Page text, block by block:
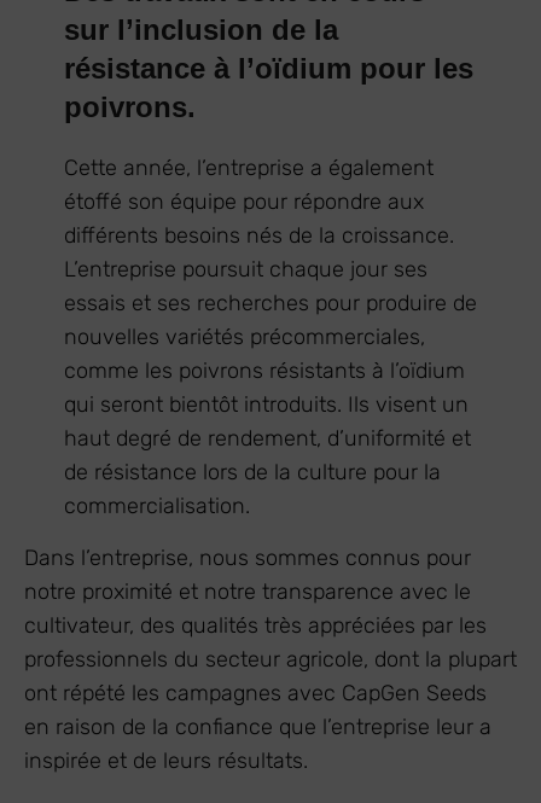
sur l’inclusion de la
résistance à l’oïdium pour les
poivrons.
Cette année, l’entreprise a également
étoffé son équipe pour répondre aux
différents besoins nés de la croissance.
L’entreprise poursuit chaque jour ses
essais et ses recherches pour produire de
nouvelles variétés précommerciales,
comme les poivrons résistants à l’oïdium
qui seront bientôt introduits. Ils visent un
haut degré de rendement, d’uniformité et
de résistance lors de la culture pour la
commercialisation.
Dans l’entreprise, nous sommes connus pour
notre proximité et notre transparence avec le
cultivateur, des qualités très appréciées par les
professionnels du secteur agricole, dont la plupart
ont répété les campagnes avec CapGen Seeds
en raison de la confiance que l’entreprise leur a
inspirée et de leurs résultats.